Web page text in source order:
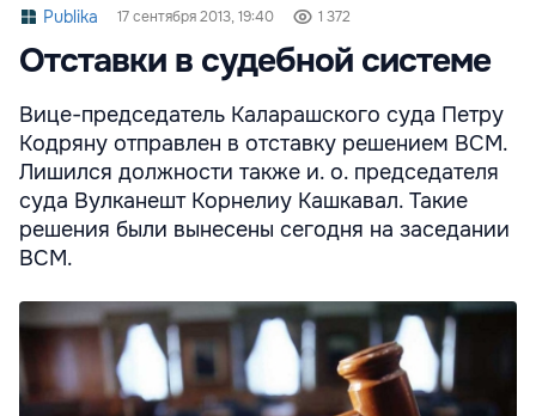
Publika 17 сентября 2013, 19:40 1 372
Отставки в судебной системе
Вице-председатель Каларашского суда Петру
Кодряну отправлен в отставку решением ВСМ.
Лишился должности также и. о. председателя
суда Вулканешт Корнелиу Кашкавал. Такие
решения были вынесены сегодня на заседании
ВСМ.